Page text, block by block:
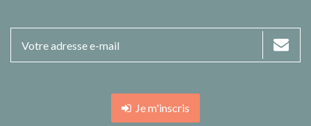
Je m'inscris